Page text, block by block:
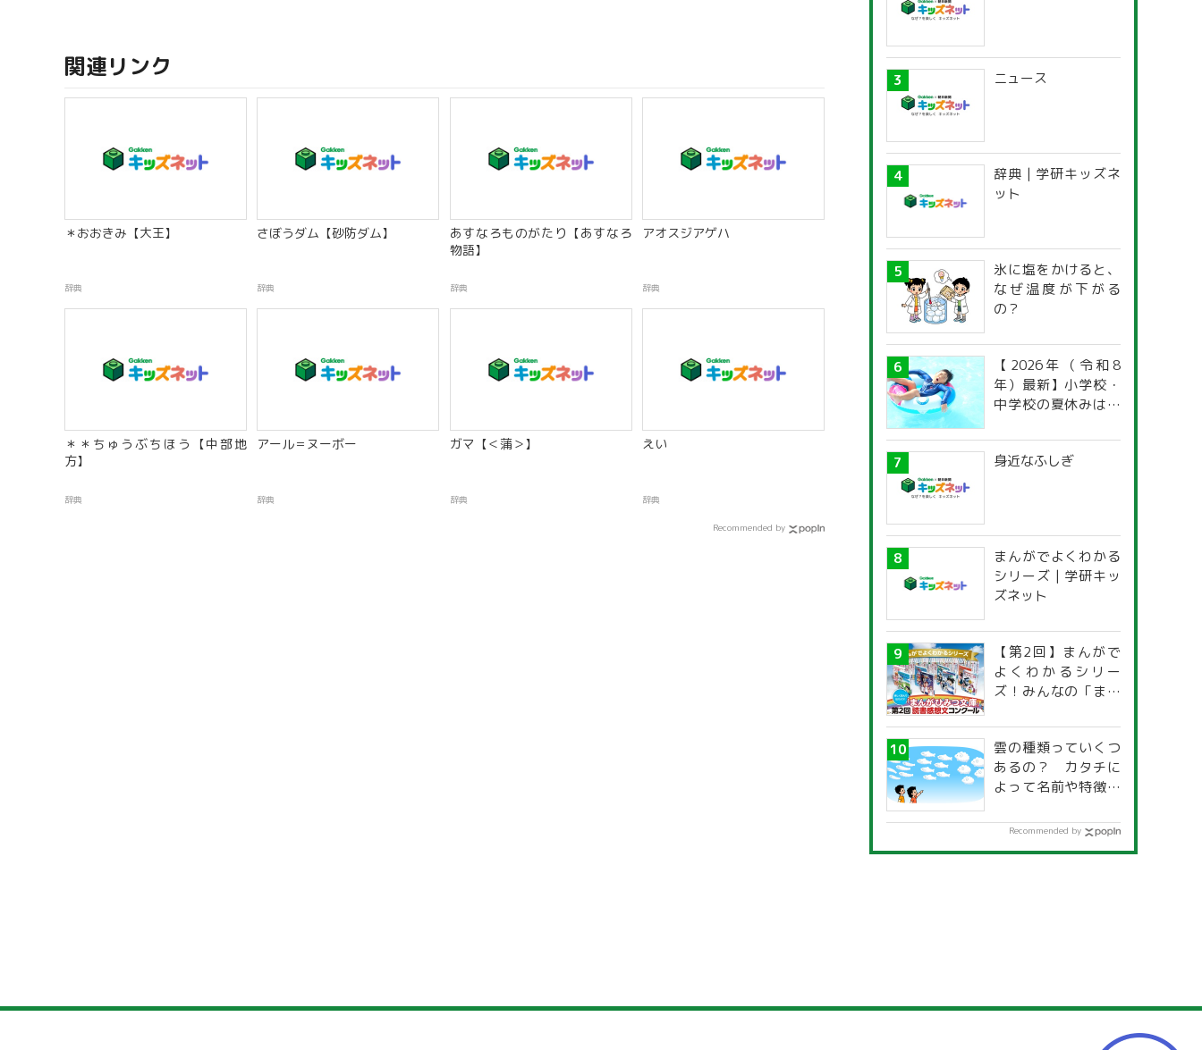
関連リンク
＊おおきみ【大王】
辞典
さぼうダム【砂防ダム】
辞典
あすなろものがたり【あすなろ
物語】
辞典
アオスジアゲハ
辞典
＊＊ちゅうぶちほう【中部地
方】
辞典
アール＝ヌーボー
辞典
ガマ【＜蒲＞】
辞典
えい
辞典
Recommended by
ニュース
辞典 | 学研キッズネ
ット
氷に塩をかけると、
なぜ温度が下がる
の？
【2026年（令和8
年）最新】小学校・
中学校の夏休みはい
道府県別「夏季休暇
一覧」
身近なふしぎ
まんがでよくわかる
シリーズ | 学研キッ
ズネット
【第2回】まんがで
よくわかるシリー
ズ！みんなの「まん
感想文コンクール
雲の種類っていくつ
あるの？ カタチに
よって名前や特徴が
Recommended by